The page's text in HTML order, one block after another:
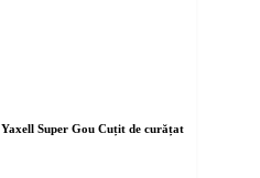
Yaxell Super Gou Cuțit de curățat